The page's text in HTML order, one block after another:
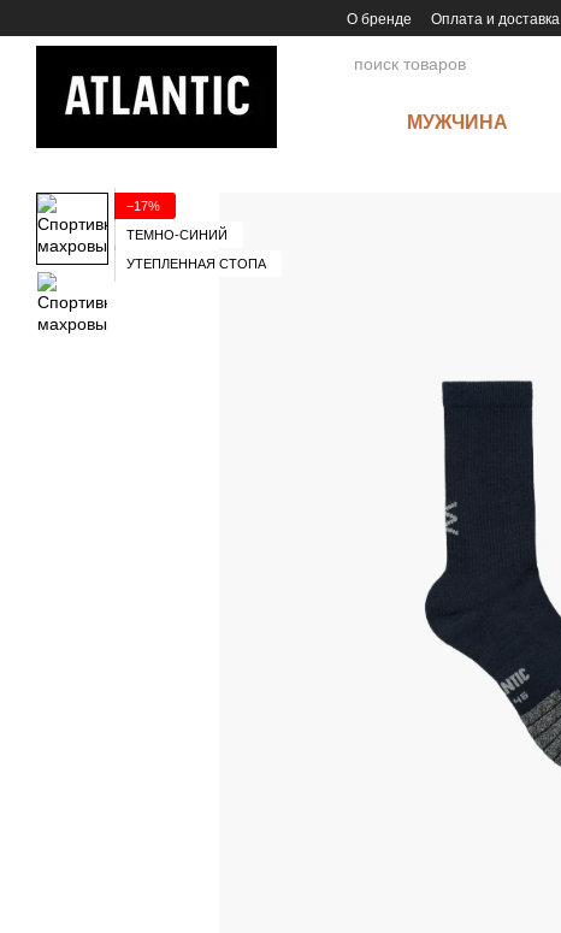
О бренде Оплата и доставка
МУЖЧИНА
−17%
ТЕМНО-СИНИЙ
УТЕПЛЕННАЯ СТОПА